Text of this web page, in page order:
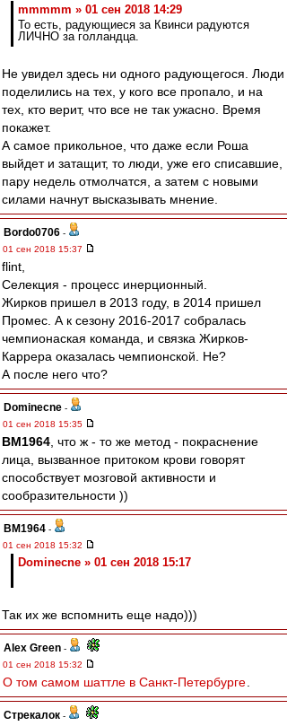
mmmmm » 01 сен 2018 14:29
То есть, радующиеся за Квинси радуются
ЛИЧНО за голландца.
Не увидел здесь ни одного радующегося. Люди
поделились на тех, у кого все пропало, и на
тех, кто верит, что все не так ужасно. Время
покажет.
А самое прикольное, что даже если Роша
выйдет и затащит, то люди, уже его списавшие,
пару недель отмолчатся, а затем с новыми
силами начнут высказывать мнение.
Bordo0706 -
01 сен 2018 15:37
flint,
Селекция - процесс инерционный.
Жирков пришел в 2013 году, в 2014 пришел
Промес. А к сезону 2016-2017 собралась
чемпионаская команда, и связка Жирков-
Каррера оказалась чемпионской. Не?
А после него что?
Dominecne -
01 сен 2018 15:35
BM1964 , что ж - то же метод - покраснение
лица, вызванное притоком крови говорят
способствует мозговой активности и
сообразительности ))
BM1964 -
01 сен 2018 15:32
Dominecne » 01 сен 2018 15:17
Так их же вспомнить еще надо)))
Alex Green -
01 сен 2018 15:32
О том самом шаттле в Санкт-Петербурге
Стрекалок -